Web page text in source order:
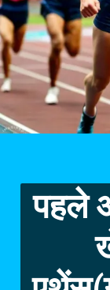
पहले